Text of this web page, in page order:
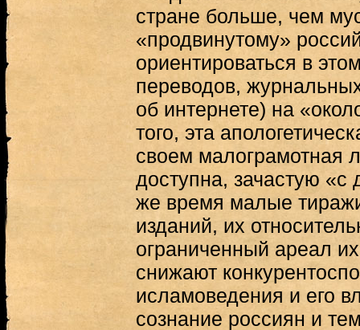
стране больше, чем
«продвинутому»
ориентироваться в
переводов,
об интернете) на
того, эта
своем малограмотная
доступна, зачастую «с
же время малые
изданий, их
ограниченный ареал
снижают
исламоведения и его
сознание россиян и